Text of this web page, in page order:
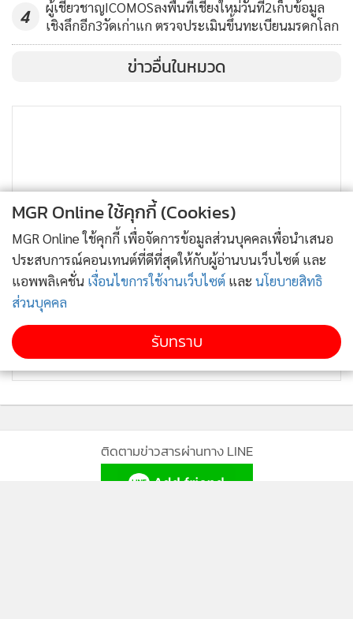
4
ผู้เชี่ยวชาญICOMOSลงพื้นที่เชียงใหม่วันที่2เก็บข้อมูล
เชิงลึกอีก3วัดเก่าแก ตรวจประเมินขึ้นทะเบียนมรดกโลก
ข่าวอื่นในหมวด
ติดตามข่าวสารผ่านทาง LINE
MGR Online ใช้คุกกี้ (Cookies)
MGR Online ใช้คุกกี้ เพื่อจัดการข้อมูลส่วนบุคคลเพื่อนำเสนอ
ประสบการณ์คอนเทนต์ที่ดีที่สุดให้กับผู้อ่านบนเว็บไซต์ และ
แอพพลิเคชั่น เงื่อนไขการใช้งานเว็บไซต์ และ นโยบายสิทธิ
ส่วนบุคคล
รับทราบ